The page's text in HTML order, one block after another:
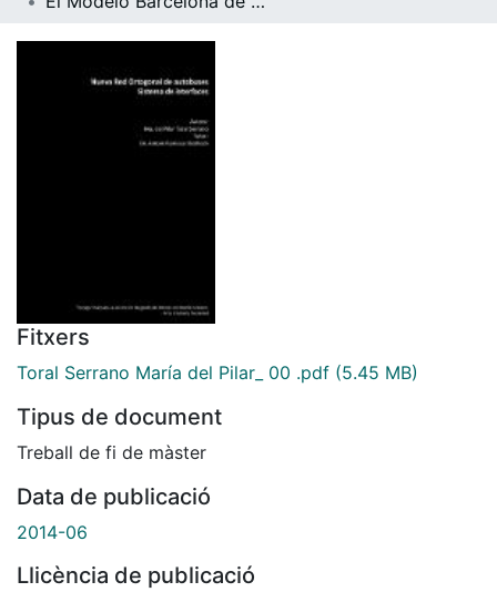
Fitxers
Toral Serrano María del Pilar_ 00 .pdf (5.45 MB)
Tipus de document
Treball de fi de màster
Data de publicació
2014-06
Llicència de publicació